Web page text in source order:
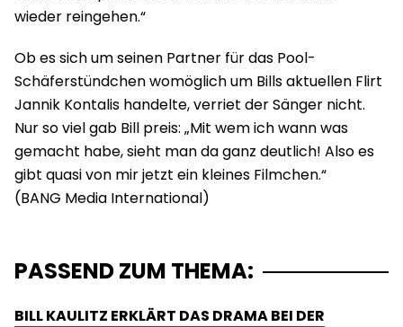
wieder reingehen.“
Ob es sich um seinen Partner für das Pool-
Schäferstündchen womöglich um Bills aktuellen Flirt
Jannik Kontalis handelte, verriet der Sänger nicht.
Nur so viel gab Bill preis: „Mit wem ich wann was
gemacht habe, sieht man da ganz deutlich! Also es
gibt quasi von mir jetzt ein kleines Filmchen.“
PASSEND ZUM THEMA:
BILL KAULITZ ERKLÄRT DAS DRAMA BEI DER